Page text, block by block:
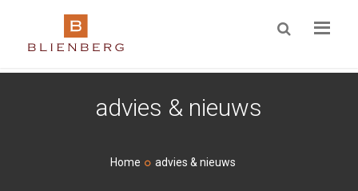
ZOEKEN
advies & nieuws
Home advies & nieuws